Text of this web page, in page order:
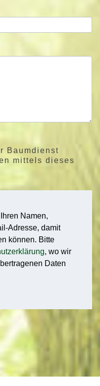
Baumdienst
mittels dieses
Namen,
Adresse, damit
können. Bitte
, wo wir
Daten